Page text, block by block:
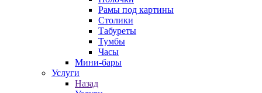
Рамы под картины
Столики
Табуреты
Тумбы
Часы
Мини-бары
Услуги
Назад